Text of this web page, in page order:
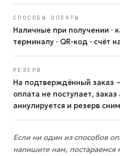
СПОСОБЫ ОПЛАТЫ
Наличные при получении ·
терминалу · QR-код · счёт
РЕЗЕРВ
На подтверждённый заказ
оплата не поступает,
аннулируется и резерв
Если ни один из способов
напишите нам, постараемся